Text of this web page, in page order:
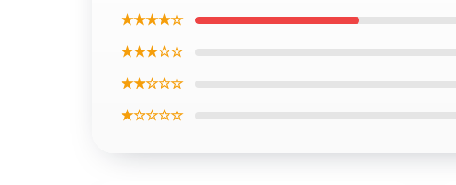
★★★★☆
★★★☆☆
★★☆☆☆
★☆☆☆☆